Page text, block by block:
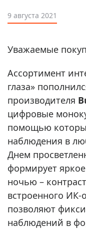
9 августа 2021
Уважаемые
Ассортимент
глаза»
производителя
цифровые
помощью
наблюдения в
Днем
формирует
ночью –
встроенного ИК-
позволяют
наблюдений в